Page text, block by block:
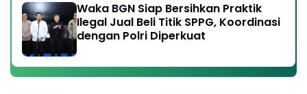
Waka BGN Siap Bersihkan Praktik
Ilegal Jual Beli Titik SPPG, Koordinasi
dengan Polri Diperkuat